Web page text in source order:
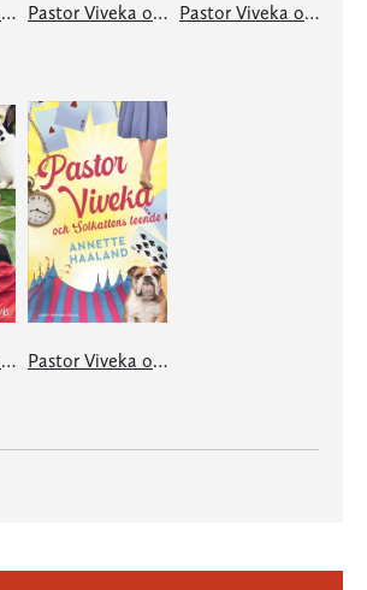
Pastor Viveka och tanterna Pastor Viveka och hundraårsjubileet Pastor Viveka och Glada änkan
Pastor Viveka och feministerna på Stockrosvägen Pastor Viveka och Solkattens leende